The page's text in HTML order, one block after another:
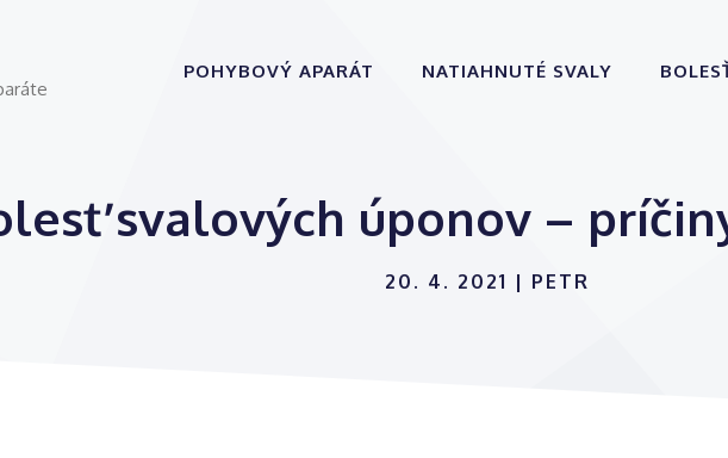
POHYBOVÝ APARÁT NATIAHNUTÉ SVALY
svalových úponov –
20. 4. 2021 | PETR